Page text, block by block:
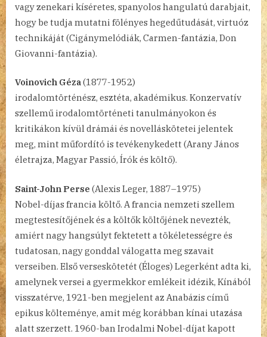
vagy zenekari kíséretes, spanyolos hangulatú darabjait,
hogy be tudja mutatni fölényes hegedűtudását, virtuóz
technikáját (Cigánymelódiák, Carmen-fantázia, Don
Giovanni-fantázia).
Voinovich Géza(1877-1952)
irodalomtörténész, esztéta, akadémikus. Konzervatív
szellemű irodalomtörténeti tanulmányokon és
kritikákon kívül drámái és novelláskötetei jelentek
meg, mint műfordító is tevékenykedett (Arany János
életrajza, Magyar Passió, Írók és költő).
Saint-John Perse (Alexis Leger, 1887–1975)
Nobel-díjas francia költő. A francia nemzeti szellem
megtestesítőjének és a költők költőjének nevezték,
amiért nagy hangsúlyt fektetett a tökéletességre és
tudatosan, nagy gonddal válogatta meg szavait
verseiben. Első verseskötetét (Éloges) Legerként adta ki,
amelynek versei a gyermekkor emlékeit idézik, Kínából
visszatérve, 1921-ben megjelent az Anabázis című
epikus költeménye, amit még korábban kínai utazása
alatt szerzett. 1960-ban Irodalmi Nobel-díjat kapott